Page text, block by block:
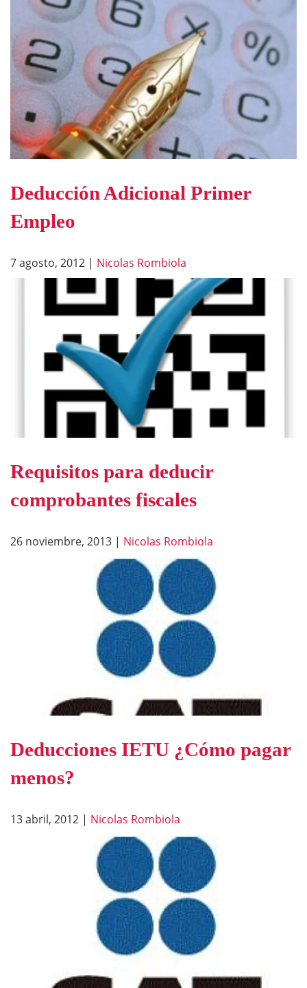
Deducción Adicional Primer
Empleo
7 agosto, 2012 | Nicolas Rombiola
Requisitos para deducir
comprobantes fiscales
26 noviembre, 2013 | Nicolas Rombiola
Deducciones IETU ¿Cómo pagar
menos?
13 abril, 2012 | Nicolas Rombiola